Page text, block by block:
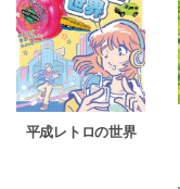
平成レトロの世界